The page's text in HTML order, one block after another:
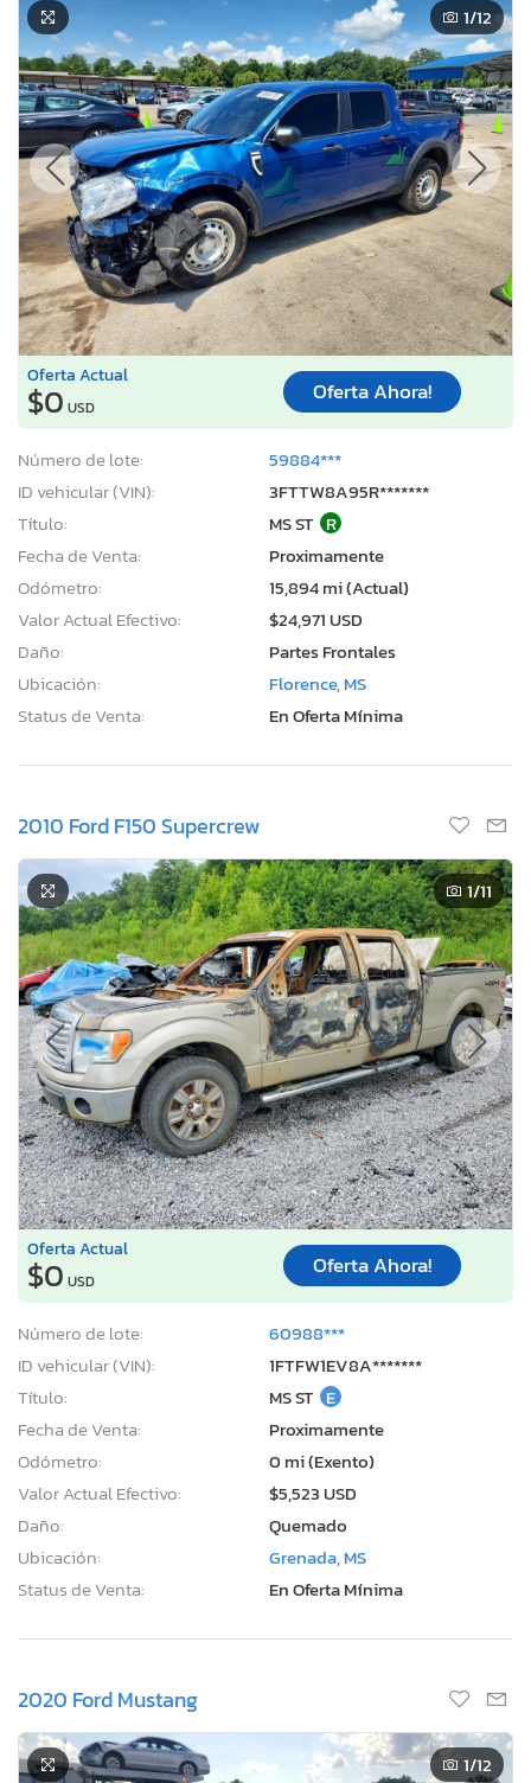
1/12
Oferta Actual
$0 USD
Oferta Ahora!
Número de lote:
59884***
ID vehicular (VIN):
3FTTW8A95R*******
Título:
MS ST R
Fecha de Venta:
Proximamente
Odómetro:
15,894 mi (Actual)
Valor Actual Efectivo:
$24,971 USD
Daño:
Partes Frontales
Ubicación:
Florence, MS
Status de Venta:
En Oferta Mínima
2010 Ford F150 Supercrew
1/11
Oferta Actual
$0 USD
Oferta Ahora!
Número de lote:
60988***
ID vehicular (VIN):
1FTFW1EV8A*******
Título:
MS ST E
Fecha de Venta:
Proximamente
Odómetro:
0 mi (Exento)
Valor Actual Efectivo:
$5,523 USD
Daño:
Quemado
Ubicación:
Grenada, MS
Status de Venta:
En Oferta Mínima
2020 Ford Mustang
1/12